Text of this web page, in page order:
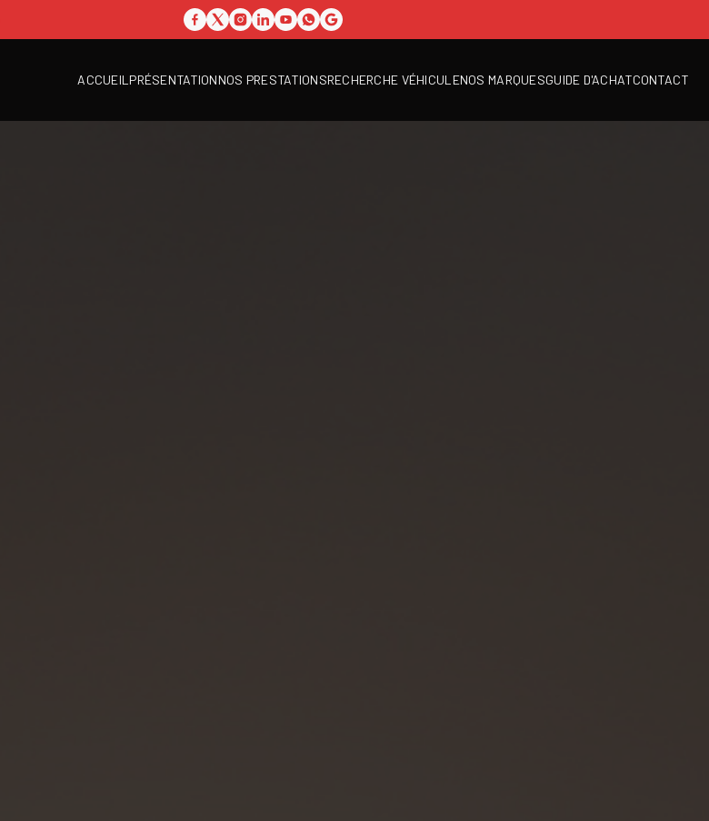
ACCUEIL PRÉSENTATIONNOS PRESTATIONSRECHERCHE VÉHICULENOS MARQUESGUIDE D'ACHATCONTACT